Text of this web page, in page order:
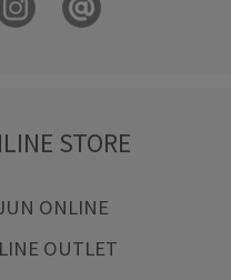
STORE
ONLINE
OUTLET